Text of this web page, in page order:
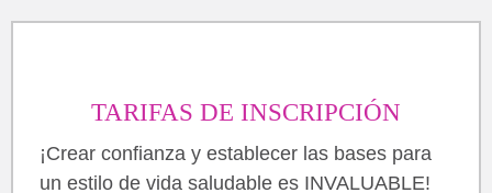
TARIFAS DE INSCRIPCIÓN
¡Crear confianza y establecer las bases para
un estilo de vida saludable es INVALUABLE!